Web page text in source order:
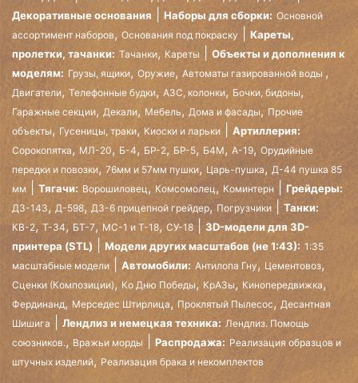
Декоративные основания Наборы для сборки: Основной
ассортимент наборов, Основания под покраску
Кареты,
пролетки, тачанки: Тачанки, Кареты
Объекты и дополнения к
моделям: Грузы, ящики, Оружие, Автоматы газированной воды ,
Двигатели, Телефонные будки, АЗС, колонки, Бочки, бидоны,
Гаражные секции, Декали, Мебель, Дома и фасады, Прочие
объекты, Гусеницы, траки, Киоски и ларьки Артиллерия:
Сорокопятка, МЛ-20, Б-4, БР-2, БР-5, Б4М, А-19, Орудийные
передки и повозки, 76мм и 57мм пушки, Царь-пушка, Д-44 пушка 85
мм
Тягачи: Ворошиловец, Комсомолец, Коминтерн Грейдеры:
ДЗ-143, Д-598, ДЗ-6 прицепной грейдер, Погрузчики Танки:
КВ-2,Т-34, БТ-7,МС-1 и Т-18, СУ-18
3D-модели для 3D-
принтера (STL)
Модели других масштабов (не 1:43): 1:35
масштабные модели
Автомобили: Антилопа Гну, Цементовоз,
Сценки (Композиции), Ко Дню Победы, КрАЗы, Кинопередвижка,
Фердинанд, Мерседес Штирлица, Проклятый Пылесос, Десантная
Шишига
Лендлиз и немецкая техника: Лендлиз. Помощь
союзников., Вражьи морды Распродажа: Реализация образцов и
штучных изделий, Реализация брака и некомплектов